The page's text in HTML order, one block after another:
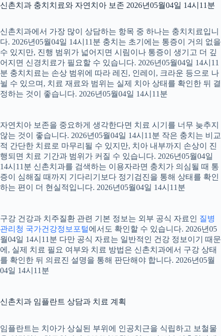
신촌치과 충치치료와 자연치아 보존 2026년05월04일 14시11분
신촌치과에서 가장 많이 상담하는 항목 중 하나는 충치치료입니
다. 2026년05월04일 14시11분 충치는 초기에는 통증이 거의 없을
수 있지만, 진행 범위가 넓어지면 시림이나 통증이 생기고 더 깊
어지면 신경치료가 필요할 수 있습니다. 2026년05월04일 14시11
분 충치치료는 손상 범위에 따라 레진, 인레이, 크라운 등으로 나
뉠 수 있으며, 치료 재료와 범위는 실제 치아 상태를 확인한 뒤 결
정하는 것이 좋습니다. 2026년05월04일 14시11분
자연치아 보존을 중요하게 생각한다면 치료 시기를 너무 늦추지
않는 것이 좋습니다. 2026년05월04일 14시11분 작은 충치는 비교
적 간단한 치료로 마무리될 수 있지만, 치아 내부까지 손상이 진
행되면 치료 기간과 범위가 커질 수 있습니다. 2026년05월04일
14시11분 신촌치과를 검색하는 이용자라면 충치가 의심될 때 통
증이 심해질 때까지 기다리기보다 정기검진을 통해 상태를 확인
하는 편이 더 현실적입니다. 2026년05월04일 14시11분
구강 건강과 치주질환 관련 기본 정보는 외부 공식 자료인 질병
관리청 국가건강정보포털에서도 확인할 수 있습니다. 2026년05
월04일 14시11분 다만 공식 자료는 일반적인 건강 정보이기 때문
에, 실제 치료 필요 여부와 치료 방법은 신촌치과에서 구강 상태
를 확인한 뒤 의료진 설명을 통해 판단해야 합니다. 2026년05월
04일 14시11분
신촌치과 임플란트 상담과 치료 계획
임플란트는 치아가 상실된 부위에 인공치근을 식립하고 보철물